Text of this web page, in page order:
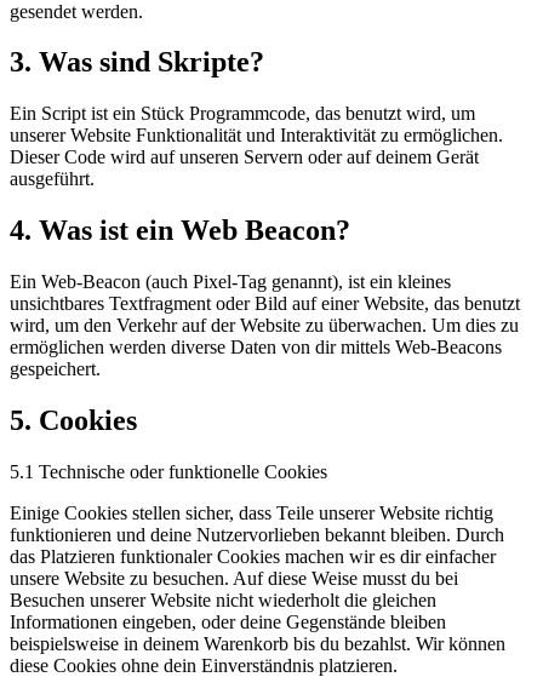
gesendet werden.
3. Was sind Skripte?
Ein Script ist ein Stück Programmcode, das benutzt wird, um
unserer Website Funktionalität und Interaktivität zu ermöglichen.
Dieser Code wird auf unseren Servern oder auf deinem Gerät
ausgeführt.
4. Was ist ein Web Beacon?
Ein Web-Beacon (auch Pixel-Tag genannt), ist ein kleines
unsichtbares Textfragment oder Bild auf einer Website, das benutzt
wird, um den Verkehr auf der Website zu überwachen. Um dies zu
ermöglichen werden diverse Daten von dir mittels Web-Beacons
gespeichert.
5. Cookies
5.1 Technische oder funktionelle Cookies
Einige Cookies stellen sicher, dass Teile unserer Website richtig
funktionieren und deine Nutzervorlieben bekannt bleiben. Durch
das Platzieren funktionaler Cookies machen wir es dir einfacher
unsere Website zu besuchen. Auf diese Weise musst du bei
Besuchen unserer Website nicht wiederholt die gleichen
Informationen eingeben, oder deine Gegenstände bleiben
beispielsweise in deinem Warenkorb bis du bezahlst. Wir können
diese Cookies ohne dein Einverständnis platzieren.